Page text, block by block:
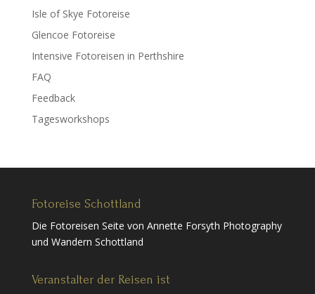
Isle of Skye Fotoreise
Glencoe Fotoreise
Intensive Fotoreisen in Perthshire
FAQ
Feedback
Tagesworkshops
Fotoreise Schottland
Die Fotoreisen Seite von Annette Forsyth Photography
und Wandern Schottland
Veranstalter der Reisen ist